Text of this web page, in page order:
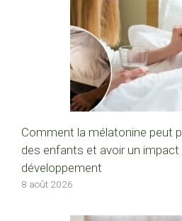
Comment la mélatonine peut
des enfants et avoir un impact
développement
8 août 2026